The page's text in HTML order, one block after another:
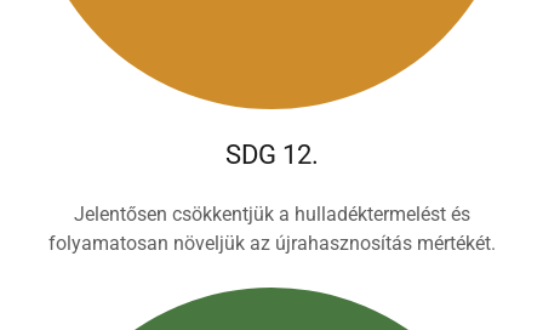
SDG 12.
Jelentősen csökkentjük a hulladéktermelést és
folyamatosan növeljük az újrahasznosítás mértékét.